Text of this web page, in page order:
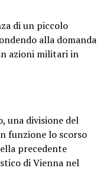
di un piccolo
alla domanda
azioni militari in
una divisione del
funzione lo scorso
precedente
di Vienna nel